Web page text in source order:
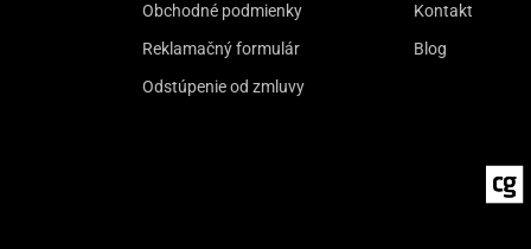
Obchodné podmienky
Reklamačný formulár
Odstúpenie od zmluvy
Kontakt
Blog